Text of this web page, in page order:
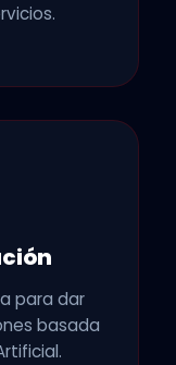
para dar
basada